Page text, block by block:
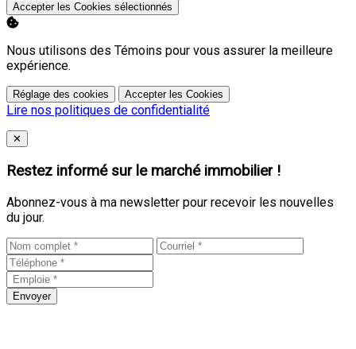
Accepter les Cookies sélectionnés
Nous utilisons des Témoins pour vous assurer la meilleure
expérience.
Réglage des cookies Accepter les Cookies
Lire nos politiques de confidentialité
Close
✕
Restez informé sur le marché immobilier !
Abonnez-vous à ma newsletter pour recevoir les nouvelles
du jour.
Envoyer